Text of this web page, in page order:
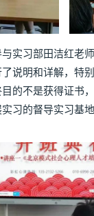
习部田洁红老师
说明和详解，特
的不是获得证书
习的督导实习基